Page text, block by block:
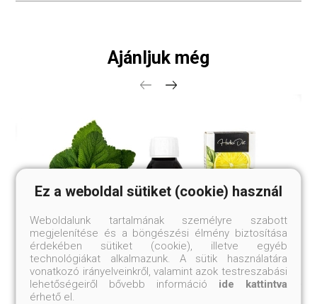
Ajánljuk még
Ez a weboldal sütiket (cookie) használ
Weboldalunk tartalmának személyre szabott
megjelenítése és a böngészési élmény biztosítása
érdekében sütiket (cookie), illetve egyéb
technológiákat alkalmazunk. A sütik használatára
vonatkozó irányelveinkről, valamint azok testreszabási
lehetőségeiről bővebb információ ide kattintva
érhető el.